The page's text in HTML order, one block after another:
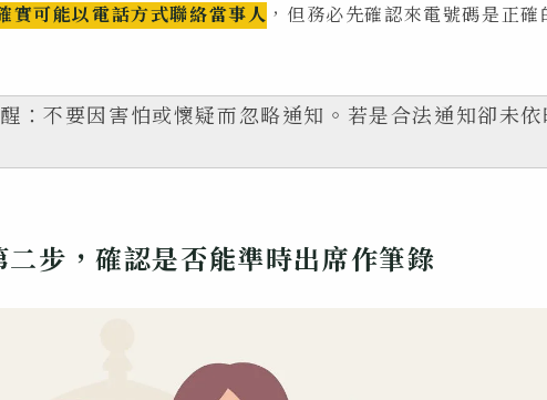
實可能以電話方式聯絡當事人 ，但務必先確認來電號碼是正確
：不要因害怕或懷疑而忽略通知。若是合法通知卻未
步，確認是否能準時出席作筆錄